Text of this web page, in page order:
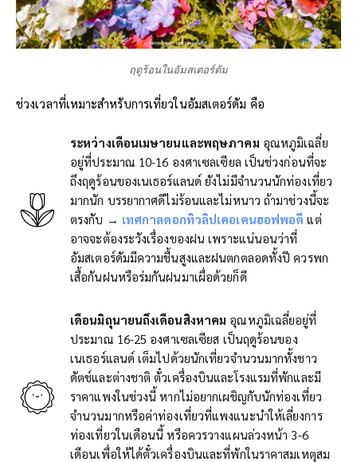
ฤดูร้อนในอัมสเตอร์ดัม
ช่วงเวลาที่เหมาะสำหรับการเที่ยวในอัมสเตอร์ดัม คือ
ระหว่างเดือนเมษายนและพฤษภาคม อุณหภูมิเฉลี่ย
อยู่ที่ประมาณ 10-16 องศาเซลเซียล เป็นช่วงก่อนที่จะ
ถึงฤดูร้อนของเนเธอร์แลนด์ ยังไม่มีจำนวนนักท่องเที่ยว
มากนัก บรรยากาศดีไม่ร้อนและไม่หนาว ถ้ามาช่วงนี้จะ
ตรงกับ → เทศกาลดอกทิวลิปเคอเคนฮอฟพอดี แต่
อาจจะต้องระวังเรื่องของฝน เพราะแน่นอนว่าที่
อัมสเตอร์ดัมมีความชื้นสูงและฝนตกตลอดทั้งปี ควรพก
เสื้อกันฝนหรือร่มกันฝนมาเผื่อด้วยก็ดี
เดือนมิถุนายนถึงเดือนสิงหาคม อุณหภูมิเฉลี่ยอยู่ที่
ประมาณ 16-25 องศาเซลเซียส เป็นฤดูร้อนของ
เนเธอร์แลนด์ เต็มไปด้วยนักเที่ยวจำนวนมากทั้งชาว
ดัตช์และต่างชาติ ตั๋วเครื่องบินและโรงแรมที่พักและมี
ราคาแพงในช่วงนี้ หากไม่อยากเผชิญกับนักท่องเที่ยว
จำนวนมากหรือค่าท่องเที่ยวที่แพงแนะนำให้เลี่ยงการ
ท่องเที่ยวในเดือนนี้ หรือควรวางแผนล่วงหน้า 3-6
เดือนเพื่อให้ได้ตั๋วเครื่องบินและที่พักในราคาสมเหตุสม